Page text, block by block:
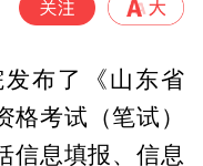
布了《山东省
格考试（笔试）
信息填报、信息